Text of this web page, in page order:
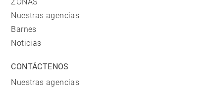
Nuestras agencias
Barnes
Noticias
CONTÁCTENOS
Nuestras agencias